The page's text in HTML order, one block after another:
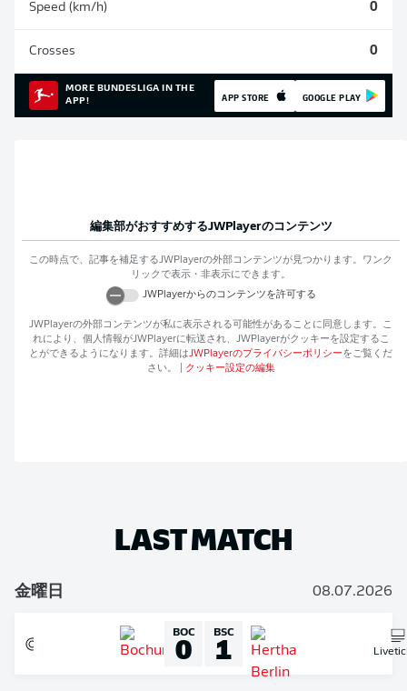
Speed (km/h) 0
Crosses 0
MORE BUNDESLIGA IN THE
APP!
APP STORE GOOGLE PLAY
編集部がおすすめするJWPlayerのコンテンツ
この時点で、記事を補足するJWPlayerの外部コンテンツが見つかります。ワンク
リックで表示・非表示にできます。
JWPlayerからのコンテンツを許可する
JWPlayerの外部コンテンツが私に表示される可能性があることに同意します。こ
れにより、個人情報がJWPlayerに転送され、 JWPlayerがクッキーを設定するこ
とができるようになります。詳細はJWPlayerのプライバシーポリシーをご覧くだ
さい。
クッキー設定の編集
LAST MATCH
金曜日 08.07.2026
BOC
0 BSC
1